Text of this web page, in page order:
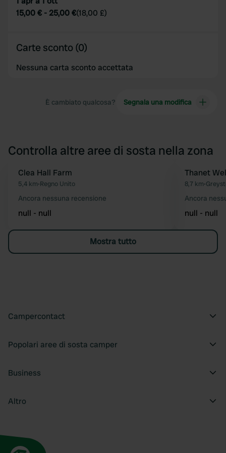
15,00 € - 25,00 €(18,00 £)
Carte sconto (0)
Nessuna carta sconto accettata
È cambiato qualcosa? Segnala una modifica
Controlla altre aree di sosta nella zona
Preferito
Clea Hall Farm
5,4 km•Regno Unito
Ancora nessuna recensione
null - null
Thanet
8,7 km•
Ancora
null - null
Mostra tutto
Campercontact
Popolari aree di sosta camper
Business
Altro